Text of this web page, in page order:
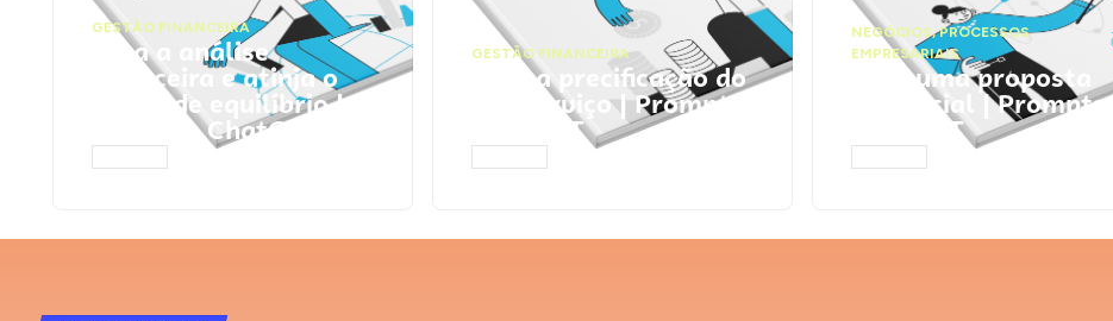
GESTÃO FINANCEIRA
Faça a análise
financeira e atinja o
ponto de equilíbrio |
Prompts ChatGPT
GESTÃO FINANCEIRA
Faça a precificação do
seu serviço | Prompts
ChatGPT
NEGÓCIOS,PROCESSOS
EMPRESARIAIS
Faça uma proposta
comercial | Prompts
ChatGPT